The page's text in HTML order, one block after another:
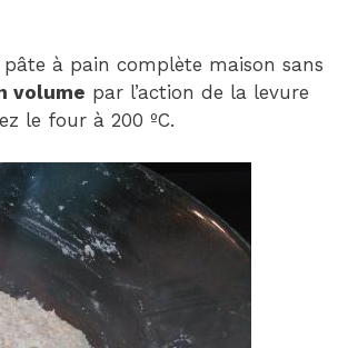
à pain complète maison sans
volume par l’action de la levure
le four à 200 ºC.